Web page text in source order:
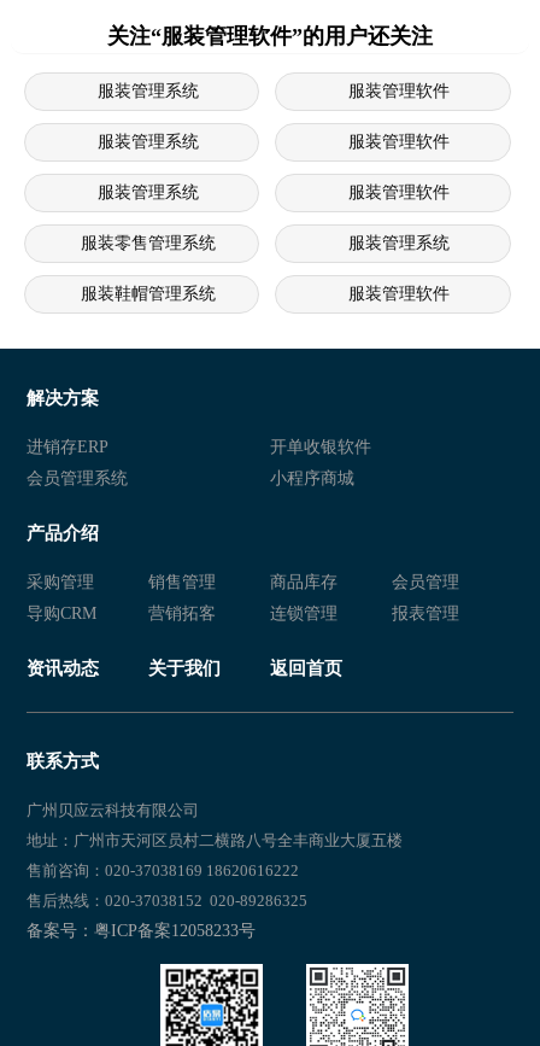
关注“服装管理软件”的用户还关注
服装管理系统 服装管理软件
服装管理系统 服装管理软件
服装管理系统 服装管理软件
服装零售管理系统 服装管理系统
服装鞋帽管理系统 服装管理软件
服装连锁店管理软件
服装零售管理系统 服装管理软件
解决方案
进销存ERP
开单收银软件
会员管理系统
小程序商城
产品介绍
采购管理 销售管理 商品库存
会员管理
导购CRM
营销拓客 连锁管理 报表管理
资讯动态 关于我们 返回首页
联系方式
广州贝应云科技有限公司
地址：广州市天河区员村二横路八号全丰商业大厦五楼
售前咨询：020-37038169 18620616222
售后热线：020-37038152 020-89286325
备案号：粤ICP备案12058233号